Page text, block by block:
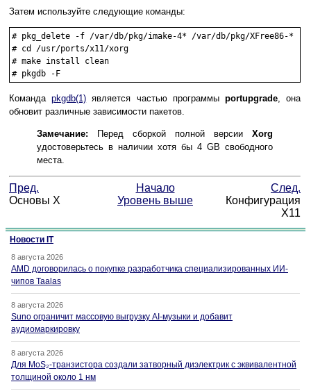
Затем используйте следующие команды:
# pkg_delete -f /var/db/pkg/imake-4* /var/db/pkg/XFree86-*
# cd /usr/ports/x11/xorg
# make install clean
# pkgdb -F
Командаpkgdb(1) является частью программы portupgrade, она
обновит различные зависимости пакетов.
Замечание: Перед сборкой полной версии Xorg
удостоверьтесь в наличии хотя бы 4 GB свободного
места.
Пред. Начало
След.
Основы X
Уровень выше
Конфигурация
X11
Новости IT
8 августа 2026
AMD договорилась о покупке разработчика специализированных ИИ-
чипов Taalas
8 августа 2026
Suno ограничит массовую выгрузку AI-музыки и добавит
аудиомаркировку
8 августа 2026
Для MoS₂-транзистора создали затворный диэлектрик с эквивалентной
толщиной около 1 нм